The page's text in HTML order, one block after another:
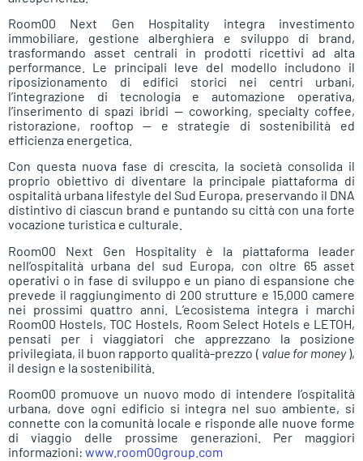
Room00 Next Gen Hospitality integra investimento
immobiliare, gestione alberghiera e sviluppo di brand,
trasformando asset centrali in prodotti ricettivi ad alta
performance. Le principali leve del modello includono il
riposizionamento di edifici storici nei centri urbani,
l’integrazione di tecnologia e automazione operativa,
l’inserimento di spazi ibridi — coworking, specialty coffee,
ristorazione, rooftop — e strategie di sostenibilità ed
efficienza energetica.
Con questa nuova fase di crescita, la società consolida il
proprio obiettivo di diventare la principale piattaforma di
ospitalità urbana lifestyle del Sud Europa, preservando il DNA
distintivo di ciascun brand e puntando su città con una forte
vocazione turistica e culturale.
Room00 Next Gen Hospitality è la piattaforma leader
nell’ospitalità urbana del sud Europa, con oltre 65 asset
operativi o in fase di sviluppo e un piano di espansione che
prevede il raggiungimento di 200 strutture e 15.000 camere
nei prossimi quattro anni. L’ecosistema integra i marchi
Room00 Hostels, TOC Hostels, Room Select Hotels e LETOH,
pensati per i viaggiatori che apprezzano la posizione
privilegiata, il buon rapporto qualità-prezzo ( value for money),
il design e la sostenibilità.
Room00 promuove un nuovo modo di intendere l’ospitalità
urbana, dove ogni edificio si integra nel suo ambiente, si
connette con la comunità locale e risponde alle nuove forme
di viaggio delle prossime generazioni. Per maggiori
informazioni: www.room00group.com